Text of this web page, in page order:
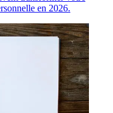
en 2026.